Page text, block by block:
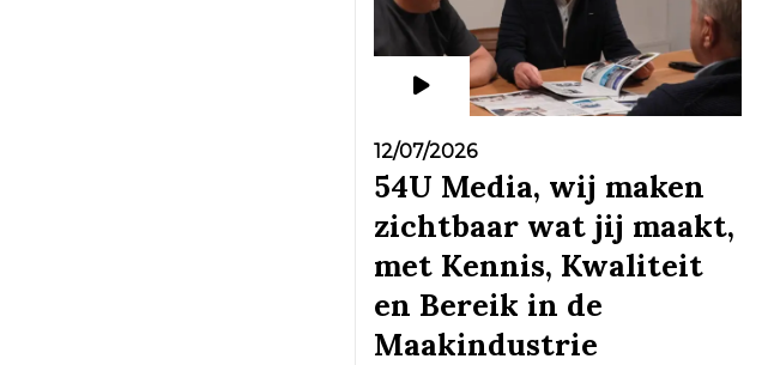
12/07/2026
54U Media, wij maken
zichtbaar wat jij maakt,
met Kennis, Kwaliteit
en Bereik in de
Maakindustrie